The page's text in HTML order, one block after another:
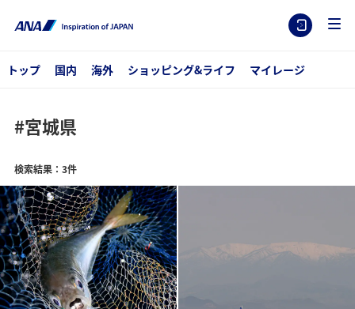
トップ 国内 海外 ショッピング&ライフ マイレージ
#宮城県
検索結果：3件